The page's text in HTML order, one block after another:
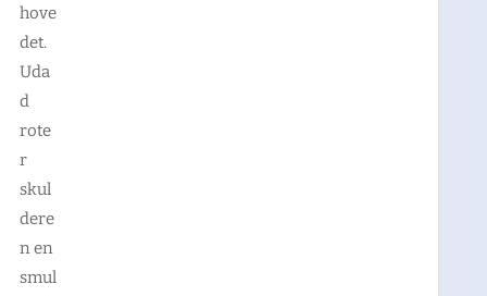
hove
det.
Uda
d
rote
r
skul
dere
n en
smul